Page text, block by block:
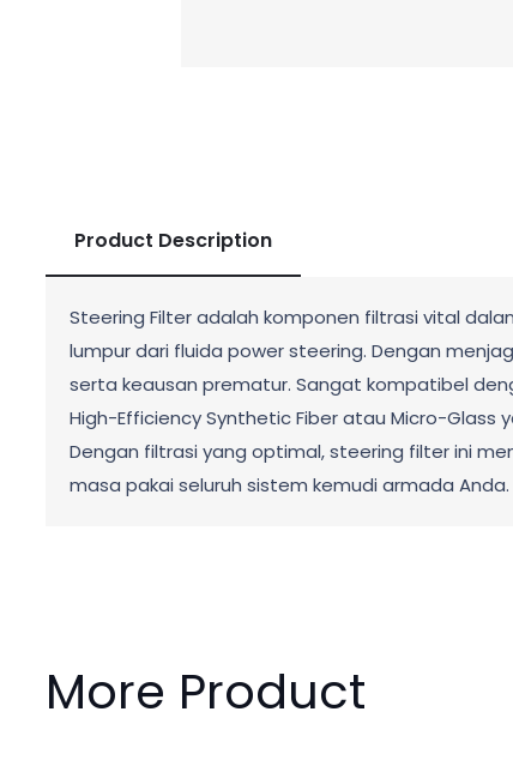
Product Description
Steering Filter adalah komponen filtrasi vital
lumpur dari fluida power steering. Dengan
serta keausan prematur. Sangat kompatibel
High-Efficiency Synthetic Fiber atau Micro-
Dengan filtrasi yang optimal, steering filter ini
masa pakai seluruh sistem kemudi armada Anda.
More Product